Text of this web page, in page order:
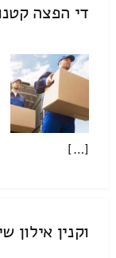
די הפצה
[…]
וקנין אילון